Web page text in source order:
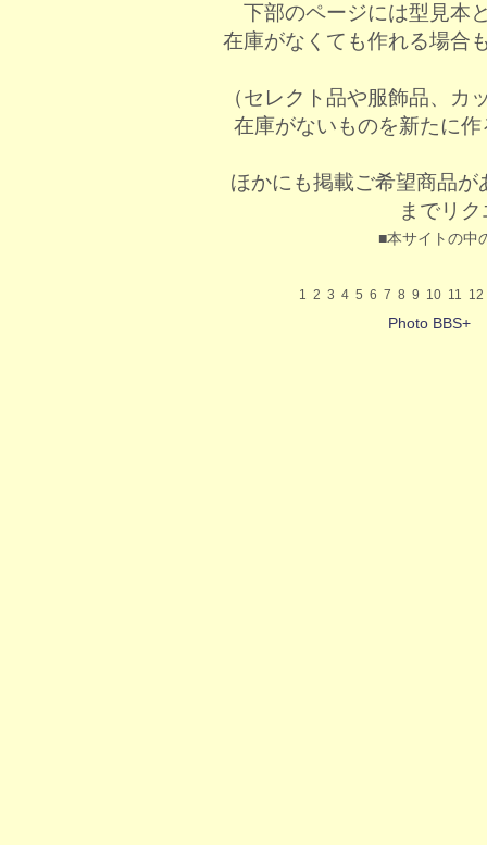
下部のページには型見本
在庫がなくても作れる場合
（セレクト品や服飾品、
在庫がないものを新たに
ほかにも掲載ご希望商品が
までリ
■本サイトの中
1 2 3 4 5 6 7 8 9 10 11 12
Photo BBS+